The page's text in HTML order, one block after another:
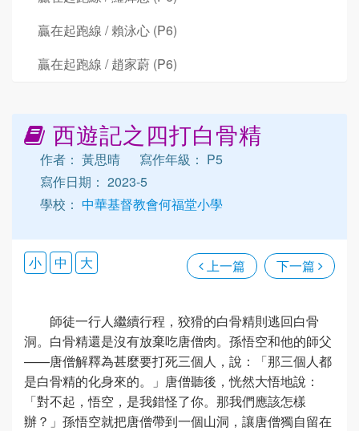
贏在起跑線 / 賴泳心 (P6)
贏在起跑線 / 趙家蔚 (P6)
西遊記之四打白骨精
作者： 黃思晴
寫作年級： P5
寫作日期： 2023-5
學校： 中華基督教會何福堂小學
上一篇 下一篇
小 中 大
師徒一行人繼續行程，狡猾的白骨精則逃回白骨
洞。白骨精還是沒有放棄吃唐僧肉。孫悟空和他的師父
——唐僧解釋為甚麼要打死三個人，說：「那三個人都
是白骨精的化身來的。」唐僧聽後，恍然大悟地說：
「對不起，悟空，是我錯怪了你。那我們應該怎樣
辦？」孫悟空就把唐僧帶到一個山洞，讓唐僧獨自留在